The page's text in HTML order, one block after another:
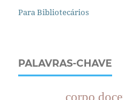
Para Bibliotecários
PALAVRAS-CHAVE